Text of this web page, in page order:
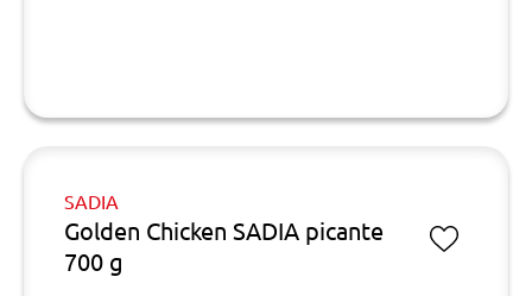
SADIA
Golden Chicken SADIA picante
700 g